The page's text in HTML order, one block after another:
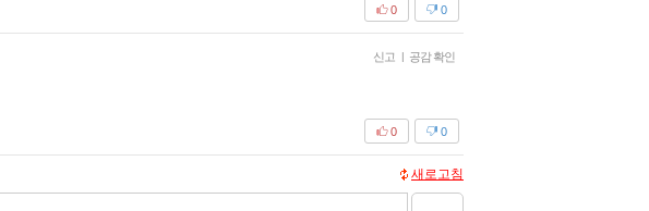
0
0
신고 | 공감 확인
0
0
새로고침